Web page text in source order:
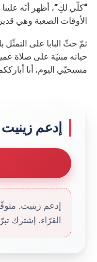
“كلّي لكِ”، أظهر أنّه
الأوقات الصعبة وهي
ثمّ حثّ البابا على التمثّل
حياته مبنيّة على صلاة
مسيحيّي اليوم. أنا
إدعم زينيت
إدعم زينيت.
القرّاء. إشترك